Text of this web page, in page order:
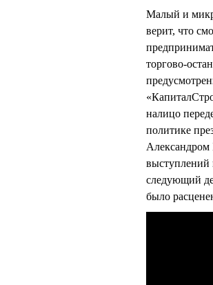
Малый и
верит, что
торгово-
налицо
политике
выступлений
следующий
было